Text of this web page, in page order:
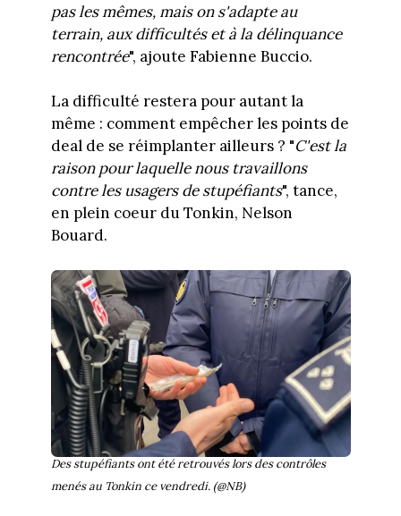
pas les mêmes, mais on s'adapte au
terrain, aux difficultés et à la délinquance
rencontrée", ajoute Fabienne Buccio.
La difficulté restera pour autant la
même : comment empêcher les points de
deal de se réimplanter ailleurs ? "C'est la
raison pour laquelle nous travaillons
contre les usagers de stupéfiants", tance,
en plein coeur du Tonkin, Nelson
Bouard.
Des stupéfiants ont été retrouvés lors des contrôles
menés au Tonkin ce vendredi. (@NB)